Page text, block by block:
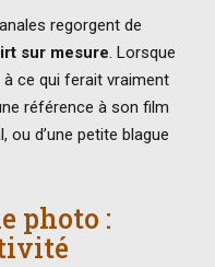
regorgent de
sur mesure. Lorsque
ce qui ferait vraiment
référence à son film
ou d’une petite blague
photo :